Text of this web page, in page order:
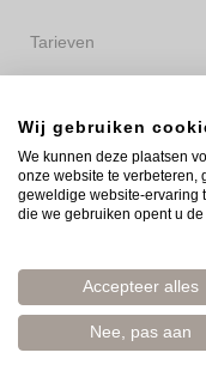
Tarieven
Privacyverklaring
Disclaimer
Wij gebruiken
We kunnen deze plaatsen
onze website te verbeteren,
geweldige website-ervaring
die we gebruiken opent u
Accepteer alles
Nee, pas aan